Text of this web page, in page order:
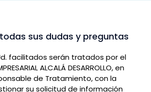
sus dudas y preguntas
facilitados serán tratados por el
ALCALÁ DESARROLLO, en
de Tratamiento, con la
su solicitud de información